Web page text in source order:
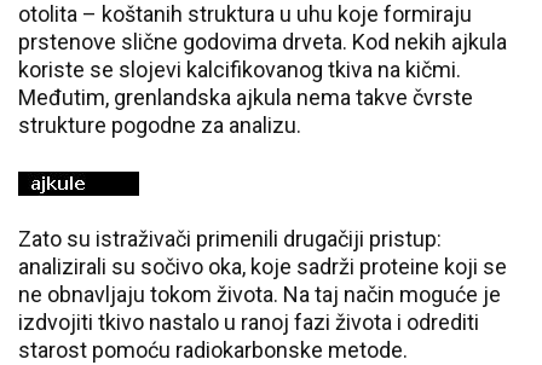
otolita – koštanih struktura u uhu koje formiraju
prstenove slične godovima drveta. Kod nekih ajkula
koriste se slojevi kalcifikovanog tkiva na kičmi.
Međutim, grenlandska ajkula nema takve čvrste
strukture pogodne za analizu.
Zato su istraživači primenili drugačiji pristup:
analizirali su sočivo oka, koje sadrži proteine koji se
ne obnavljaju tokom života. Na taj način moguće je
izdvojiti tkivo nastalo u ranoj fazi života i odrediti
starost pomoću radiokarbonske metode.